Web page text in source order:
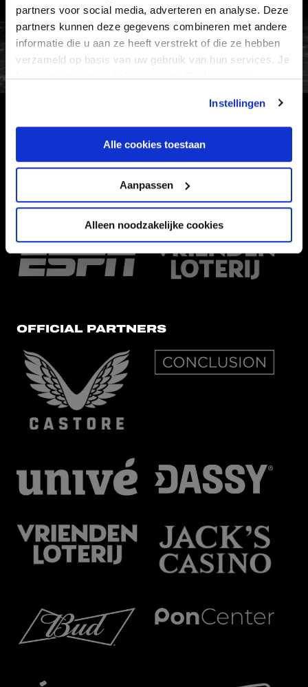
partners voor social media, adverteren en analyse. Deze
partners kunnen deze gegevens combineren met andere
informatie die u aan ze heeft verstrekt of die ze hebben
verzameld op basis van uw gebruik van hun services. Je
kan je toestemming beheren op de Cookiepagina.
Instellingen
Alle cookies toestaan
Aanpassen
Alleen noodzakelijke cookies
FC Utrecht<br>vanuit<br>het
HOOFDSPONSOR
EREDIVISIEPARTNERS
OFFICIAL PARTNERS